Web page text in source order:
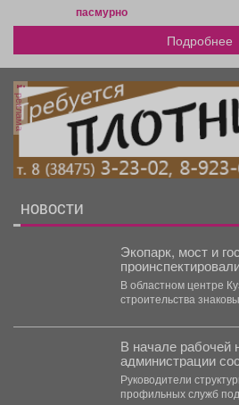
пасмурно
Подробнее
реклама
НОВОСТИ
Экопарк, мост и
готовность
В областном центре
строительства знаковых
В начале рабочей
администрации
совещание.
Руководители
профильных служб